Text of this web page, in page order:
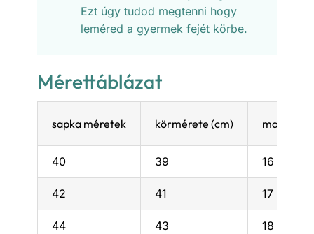
Ezt úgy tudod megtenni hogy
leméred a gyermek fejét körbe.
Mérettáblázat
sapka méretek körmérete (cm)
40 39 16
42 41 17
44 43 18